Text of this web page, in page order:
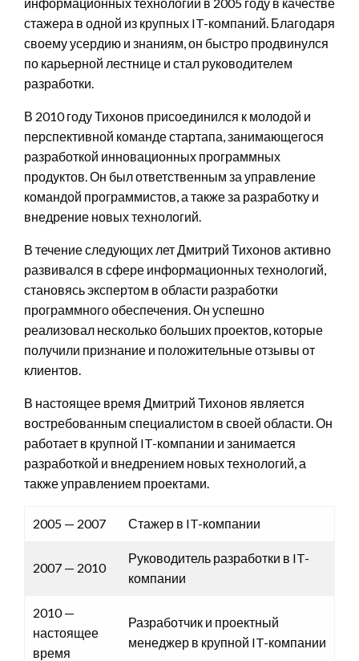
стажера в одной из крупных IT-компаний. Благодаря
своему усердию и знаниям, он быстро продвинулся
по карьерной лестнице и стал руководителем
разработки.
В 2010 году Тихонов присоединился к молодой и
перспективной команде стартапа, занимающегося
разработкой инновационных программных
продуктов. Он был ответственным за управление
командой программистов, а также за разработку и
внедрение новых технологий.
В течение следующих лет Дмитрий Тихонов активно
развивался в сфере информационных технологий,
становясь экспертом в области разработки
программного обеспечения. Он успешно
реализовал несколько больших проектов, которые
получили признание и положительные отзывы от
клиентов.
В настоящее время Дмитрий Тихонов является
востребованным специалистом в своей области. Он
работает в крупной IT-компании и занимается
разработкой и внедрением новых технологий, а
также управлением проектами.
2005 — 2007 Стажер в IT-компании
2007 — 2010
Руководитель разработки в IT-
компании
2010 —
настоящее
время
Разработчик и проектный
менеджер в крупной IT-компании